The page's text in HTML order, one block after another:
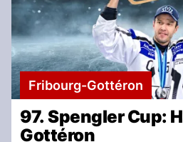
Fribourg-Gottéron
97. Spengler Cup:
Gottéron